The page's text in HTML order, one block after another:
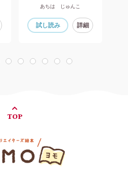
あちは じゅんこ
試し読み 詳細
5 6 7 8 9 10
TOP